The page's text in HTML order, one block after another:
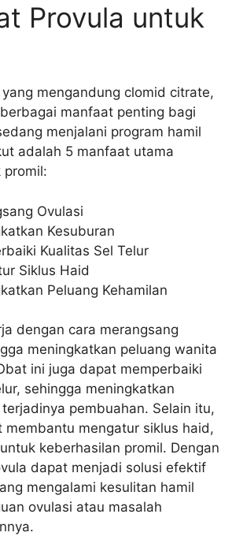
Provula untuk
mengandung clomid citrate,
manfaat penting bagi
menjalani program hamil
adalah 5 manfaat utama
promil:
Ovulasi
Kesuburan
Kualitas Sel Telur
Siklus Haid
Peluang Kehamilan
dengan cara merangsang
meningkatkan peluang wanita
ini juga dapat memperbaiki
sehingga meningkatkan
pembuahan. Selain itu,
membantu mengatur siklus haid,
keberhasilan promil. Dengan
dapat menjadi solusi efektif
mengalami kesulitan hamil
ovulasi atau masalah